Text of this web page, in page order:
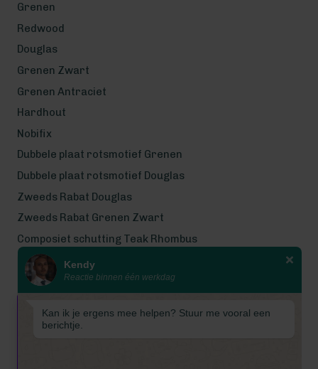
Wij zijn even met bouwvak! Van 7
tot en met 16 augustus is
Grenen
Redwood
Douglas
Grenen Zwart
Grenen Antraciet
Hardhout
Nobifix
Dubbele plaat rotsmotief Grenen
Dubbele plaat rotsmotief Douglas
Zweeds Rabat Douglas
Zweeds Rabat Grenen Zwart
Composiet schutting Teak Rhombus
Wij werken met eerlijke
gecertificeerde houtsoorten
Kendy
Reactie binnen één werkdag
Kan ik je ergens mee helpen? Stuur me vooral een
berichtje.